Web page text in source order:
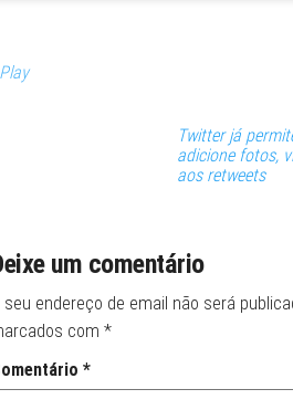
Twitter já
adicione fotos,
aos retweets
um comentário
seu endereço de email não será
com *
*